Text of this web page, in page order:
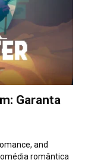
Garanta
and
romântica